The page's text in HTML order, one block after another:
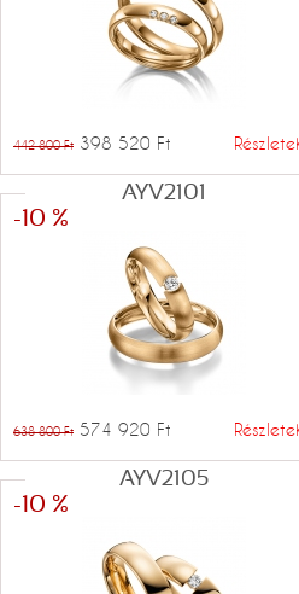
442 800 Ft 398 520 Ft
-10 %
AYV2101
638 800 Ft 574 920 Ft
-10 %
AYV2105